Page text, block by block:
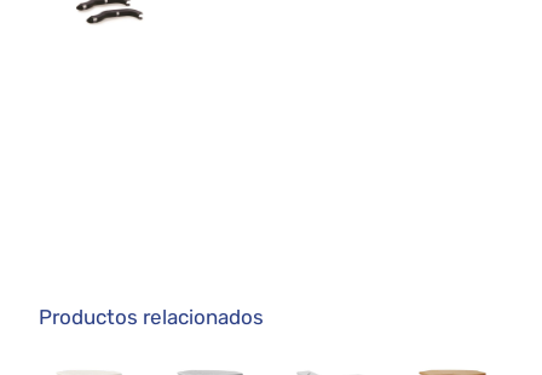
Productos relacionados